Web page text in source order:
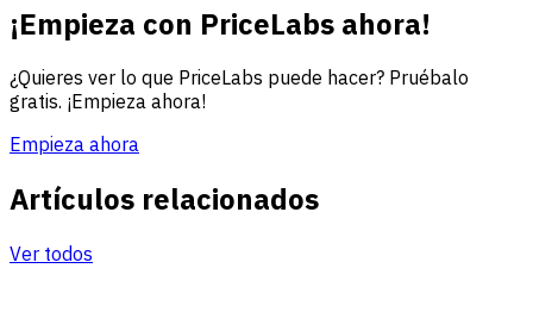
¡Empieza con PriceLabs ahora!
¿Quieres ver lo que PriceLabs puede hacer? Pruébalo
gratis. ¡Empieza ahora!
Empieza ahora
Artículos relacionados
Ver todos